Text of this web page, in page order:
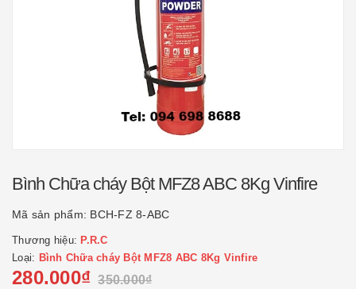
Bình Chữa cháy Bột MFZ8 ABC 8Kg Vinfire
Mã sản phẩm: BCH-FZ 8-ABC
Thương hiệu: P.R.C
Loại: Bình Chữa cháy Bột MFZ8 ABC 8Kg Vinfire
280.000₫ 350.000₫